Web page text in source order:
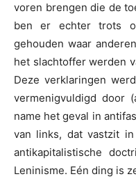
voren brengen die de
ben er echter trots
gehouden waar
het slachtoffer werden
Deze verklaringen
vermenigvuldigd door
name het geval in
van links, dat vastzit
antikapitalistische
Leninisme. Eén ding is